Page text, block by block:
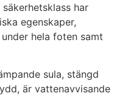
säkerhetsklass har
egenskaper,
hela foten samt
sula, stängd
är vattenavvisande